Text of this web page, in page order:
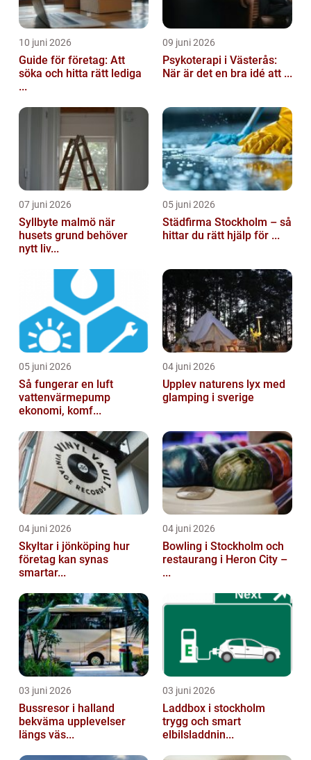
10 juni 2026
Guide för företag: Att
söka och hitta rätt lediga
...
09 juni 2026
Psykoterapi i Västerås:
När är det en bra idé att ...
07 juni 2026
Syllbyte malmö när
husets grund behöver
nytt liv...
05 juni 2026
Städfirma Stockholm – så
hittar du rätt hjälp för ...
05 juni 2026
Så fungerar en luft
vattenvärmepump
ekonomi, komf...
04 juni 2026
Upplev naturens lyx med
glamping i sverige
04 juni 2026
Skyltar i jönköping hur
företag kan synas
smartar...
04 juni 2026
Bowling i Stockholm och
restaurang i Heron City –
...
03 juni 2026
Bussresor i halland
bekväma upplevelser
längs väs...
03 juni 2026
Laddbox i stockholm
trygg och smart
elbilsladdnin...